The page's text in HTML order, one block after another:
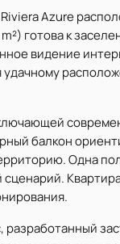
Azure
готова к
видение
удачному
балкон
Одна